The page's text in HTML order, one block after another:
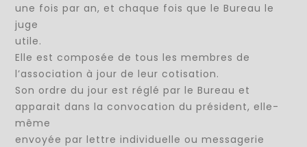
une fois par an, et chaque fois que le Bureau le
juge
utile.
Elle est composée de tous les membres de
l’association à jour de leur cotisation.
Son ordre du jour est réglé par le Bureau et
apparait dans la convocation du président, elle-
même
envoyée par lettre individuelle ou messagerie